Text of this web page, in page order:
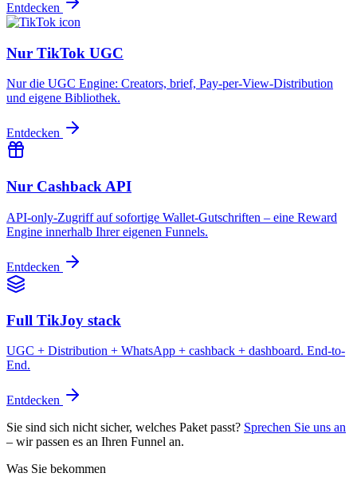
Entdecken
Nur TikTok UGC
Nur die UGC Engine: Creators, brief, Pay-per-View-Distribution
und eigene Bibliothek.
Entdecken
Nur Cashback API
API-only-Zugriff auf sofortige Wallet-Gutschriften – eine Reward
Engine innerhalb Ihrer eigenen Funnels.
Entdecken
Full TikJoy stack
UGC + Distribution + WhatsApp + cashback + dashboard. End-to-
End.
Entdecken
Sie sind sich nicht sicher, welches Paket passt? Sprechen Sie uns an
– wir passen es an Ihren Funnel an.
Was Sie bekommen